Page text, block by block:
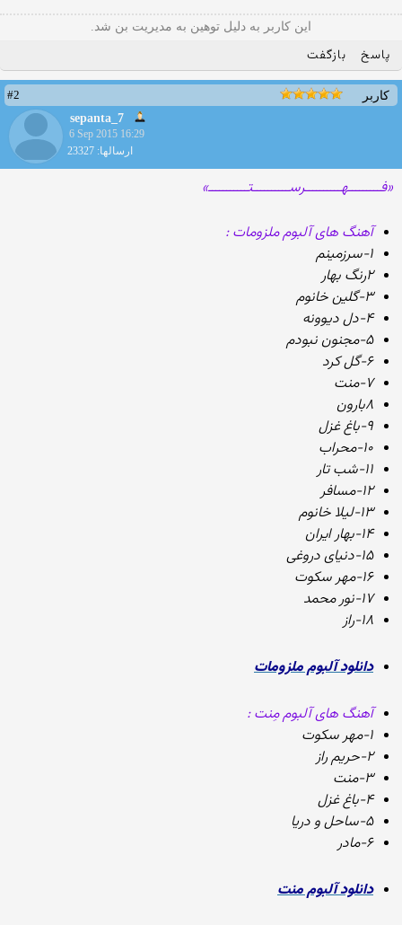
این کاربر به دلیل توهین به مدیریت بن شد.
پاسخ بازگفت
کاربر
#2
sepanta_7
6 Sep 2015 16:29
ارسالها: 23327
«فـــــــــهــــــــــرســــــــــتـــــــــــ»
آهنگ های آلبوم ملزومات :
۱-سرزمینم
۲رنگ بهار
۳-گلین خانوم
۴-دل دیوونه
۵-مجنون نبودم
۶-گل کرد
۷-منت
۸بارون
۹-باغ غزل
۱۰-محراب
۱۱-شب تار
۱۲-مسافر
۱۳-لیلا خانوم
۱۴-بهار ایران
۱۵-دنیای دروغی
۱۶-مهر سکوت
۱۷-نور محمد
۱۸-راز
دانلود آلبوم ملزومات
آهنگ های آلبوم مِنت :
۱-مهر سکوت
۲-حریم راز
۳-منت
۴-باغ غزل
۵-ساحل و دریا
۶-مادر
دانلود آلبوم منت